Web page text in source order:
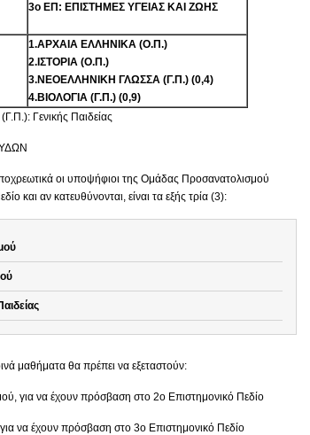
3ο ΕΠ: ΕΠΙΣΤΗΜΕΣ ΥΓΕΙΑΣ ΚΑΙ ΖΩΗΣ
1.ΑΡΧΑΙΑ ΕΛΛΗΝΙΚΑ (Ο.Π.)
2.ΙΣΤΟΡΙΑ (Ο.Π.)
3.ΝΕΟΕΛΛΗΝΙΚΗ ΓΛΩΣΣΑ (Γ.Π.) (0,4)
4.ΒΙΟΛΟΓΙΑ (Γ.Π.) (0,9)
Γενικής Παιδείας
οι υποψήφιοι της Ομάδας Προσανατολισμού
και αν κατευθύνονται, είναι τα εξής τρία (3):
μαθήματα θα πρέπει να εξεταστούν:
για να έχουν πρόσβαση στο 2ο Επιστημονικό Πεδίο
να έχουν πρόσβαση στο 3ο Επιστημονικό Πεδίο